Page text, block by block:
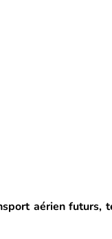
aérien futurs,